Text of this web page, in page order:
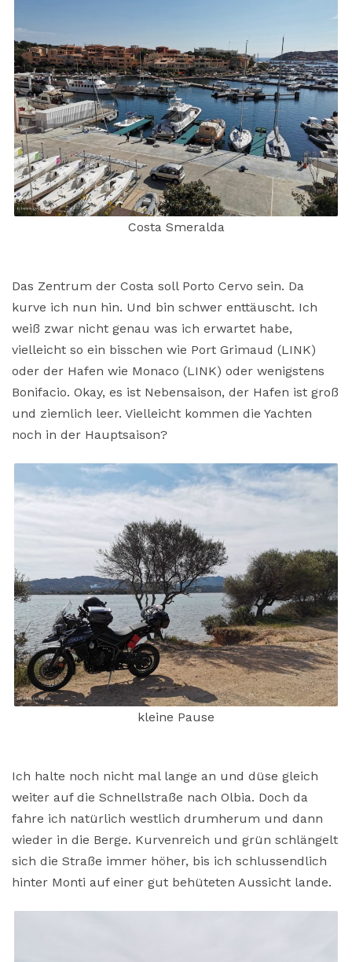
Costa Smeralda
Das Zentrum der Costa soll Porto Cervo sein. Da
kurve ich nun hin. Und bin schwer enttäuscht. Ich
weiß zwar nicht genau was ich erwartet habe,
vielleicht so ein bisschen wie Port Grimaud (LINK)
oder der Hafen wie Monaco (LINK) oder wenigstens
Bonifacio. Okay, es ist Nebensaison, der Hafen ist groß
und ziemlich leer. Vielleicht kommen die Yachten
noch in der Hauptsaison?
kleine Pause
Ich halte noch nicht mal lange an und düse gleich
weiter auf die Schnellstraße nach Olbia. Doch da
fahre ich natürlich westlich drumherum und dann
wieder in die Berge. Kurvenreich und grün schlängelt
sich die Straße immer höher, bis ich schlussendlich
hinter Monti auf einer gut behüteten Aussicht lande.